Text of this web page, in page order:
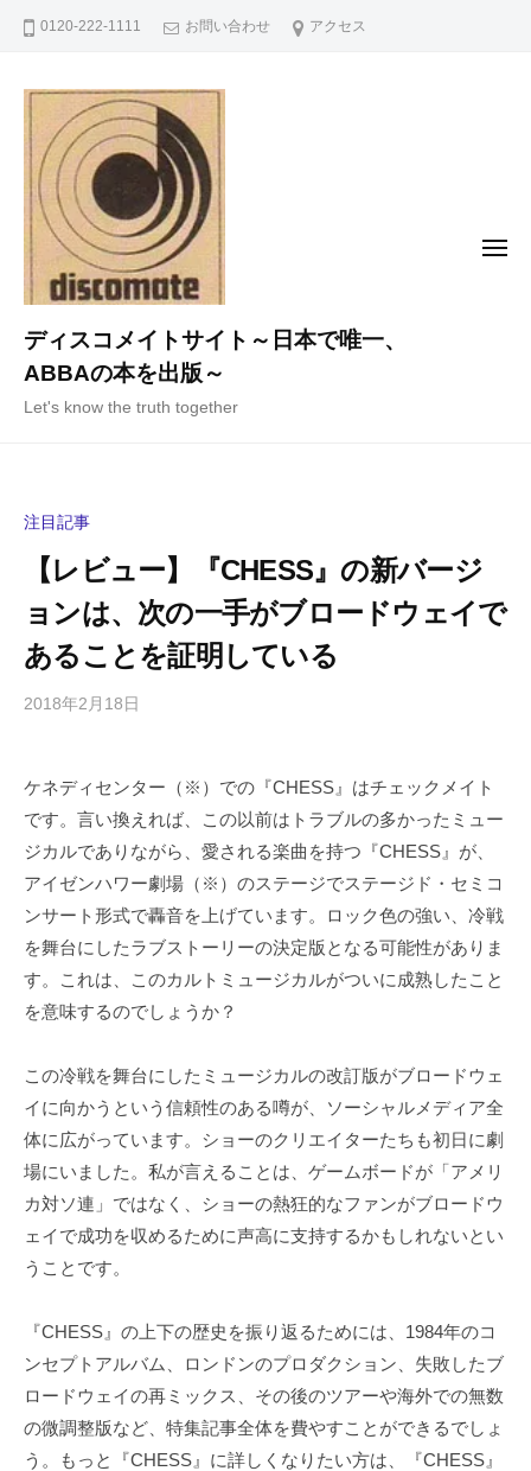
0120-222-1111 お問い合わせ アクセス
ディスコメイトサイト～日本で唯一、
ABBAの本を出版～
Let's know the truth together
メ
注目記事
【レビュー】『CHESS』の新バージ
ョンは、次の一手がブロードウェイで
あることを証明している
2018年2月18日
i
g
a
a
m
の
コ
メ
ン
ト
ケネディセンター（※）での『CHESS』はチェックメイト
です。言い換えれば、この以前はトラブルの多かったミュー
ジカルでありながら、愛される楽曲を持つ『CHESS』が、
アイゼンハワー劇場（※）のステージでステージド・セミコ
ンサート形式で轟音を上げています。ロック色の強い、冷戦
を舞台にしたラブストーリーの決定版となる可能性がありま
す。これは、このカルトミュージカルがついに成熟したこと
を意味するのでしょうか？
この冷戦を舞台にしたミュージカルの改訂版がブロードウェ
イに向かうという信頼性のある噂が、ソーシャルメディア全
体に広がっています。ショーのクリエイターたちも初日に劇
場にいました。私が言えることは、ゲームボードが「アメリ
カ対ソ連」ではなく、ショーの熱狂的なファンがブロードウ
ェイで成功を収めるために声高に支持するかもしれないとい
うことです。
『CHESS』の上下の歴史を振り返るためには、1984年のコ
ンセプトアルバム、ロンドンのプロダクション、失敗したブ
ロードウェイの再ミックス、その後のツアーや海外での無数
の微調整版など、特集記事全体を費やすことができるでしょ
う。もっと『CHESS』に詳しくなりたい方は、『CHESS』